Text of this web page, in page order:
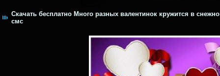
Скачать бесплатно Много разных валентинок кружится в
смс